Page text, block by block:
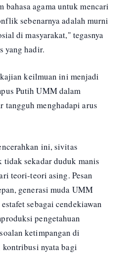
bahasa agama untuk mencari
sebenarnya adalah murni
di masyarakat," tegasnya
yang hadir.
keilmuan ini menjadi
Putih UMM dalam
tangguh menghadapi arus
ini, sivitas
sekadar duduk manis
teori-teori asing. Pesan
generasi muda UMM
sebagai cendekiawan
pengetahuan
ketimpangan di
kontribusi nyata bagi